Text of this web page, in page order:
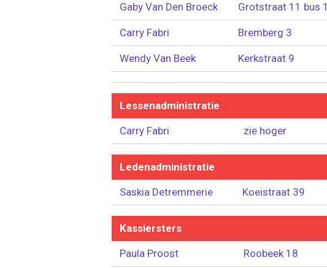
Gaby Van Den Broeck Grotstraat 11 bus 1
Carry Fabri Bremberg 3
Wendy Van Beek Kerkstraat 9
Lessenadministratie
Carry Fabri zie hoger
Ledenadministratie
Saskia Detremmerie Koeistraat 39
Kassiersters
Paula Proost Roobeek 18